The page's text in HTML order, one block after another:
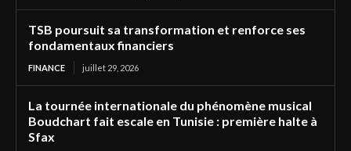
TSB poursuit sa transformation et renforce ses
fondamentaux financiers
FINANCE juillet 29, 2026
La tournée internationale du phénomène musical
Boudchart fait escale en Tunisie : première halte à
Sfax